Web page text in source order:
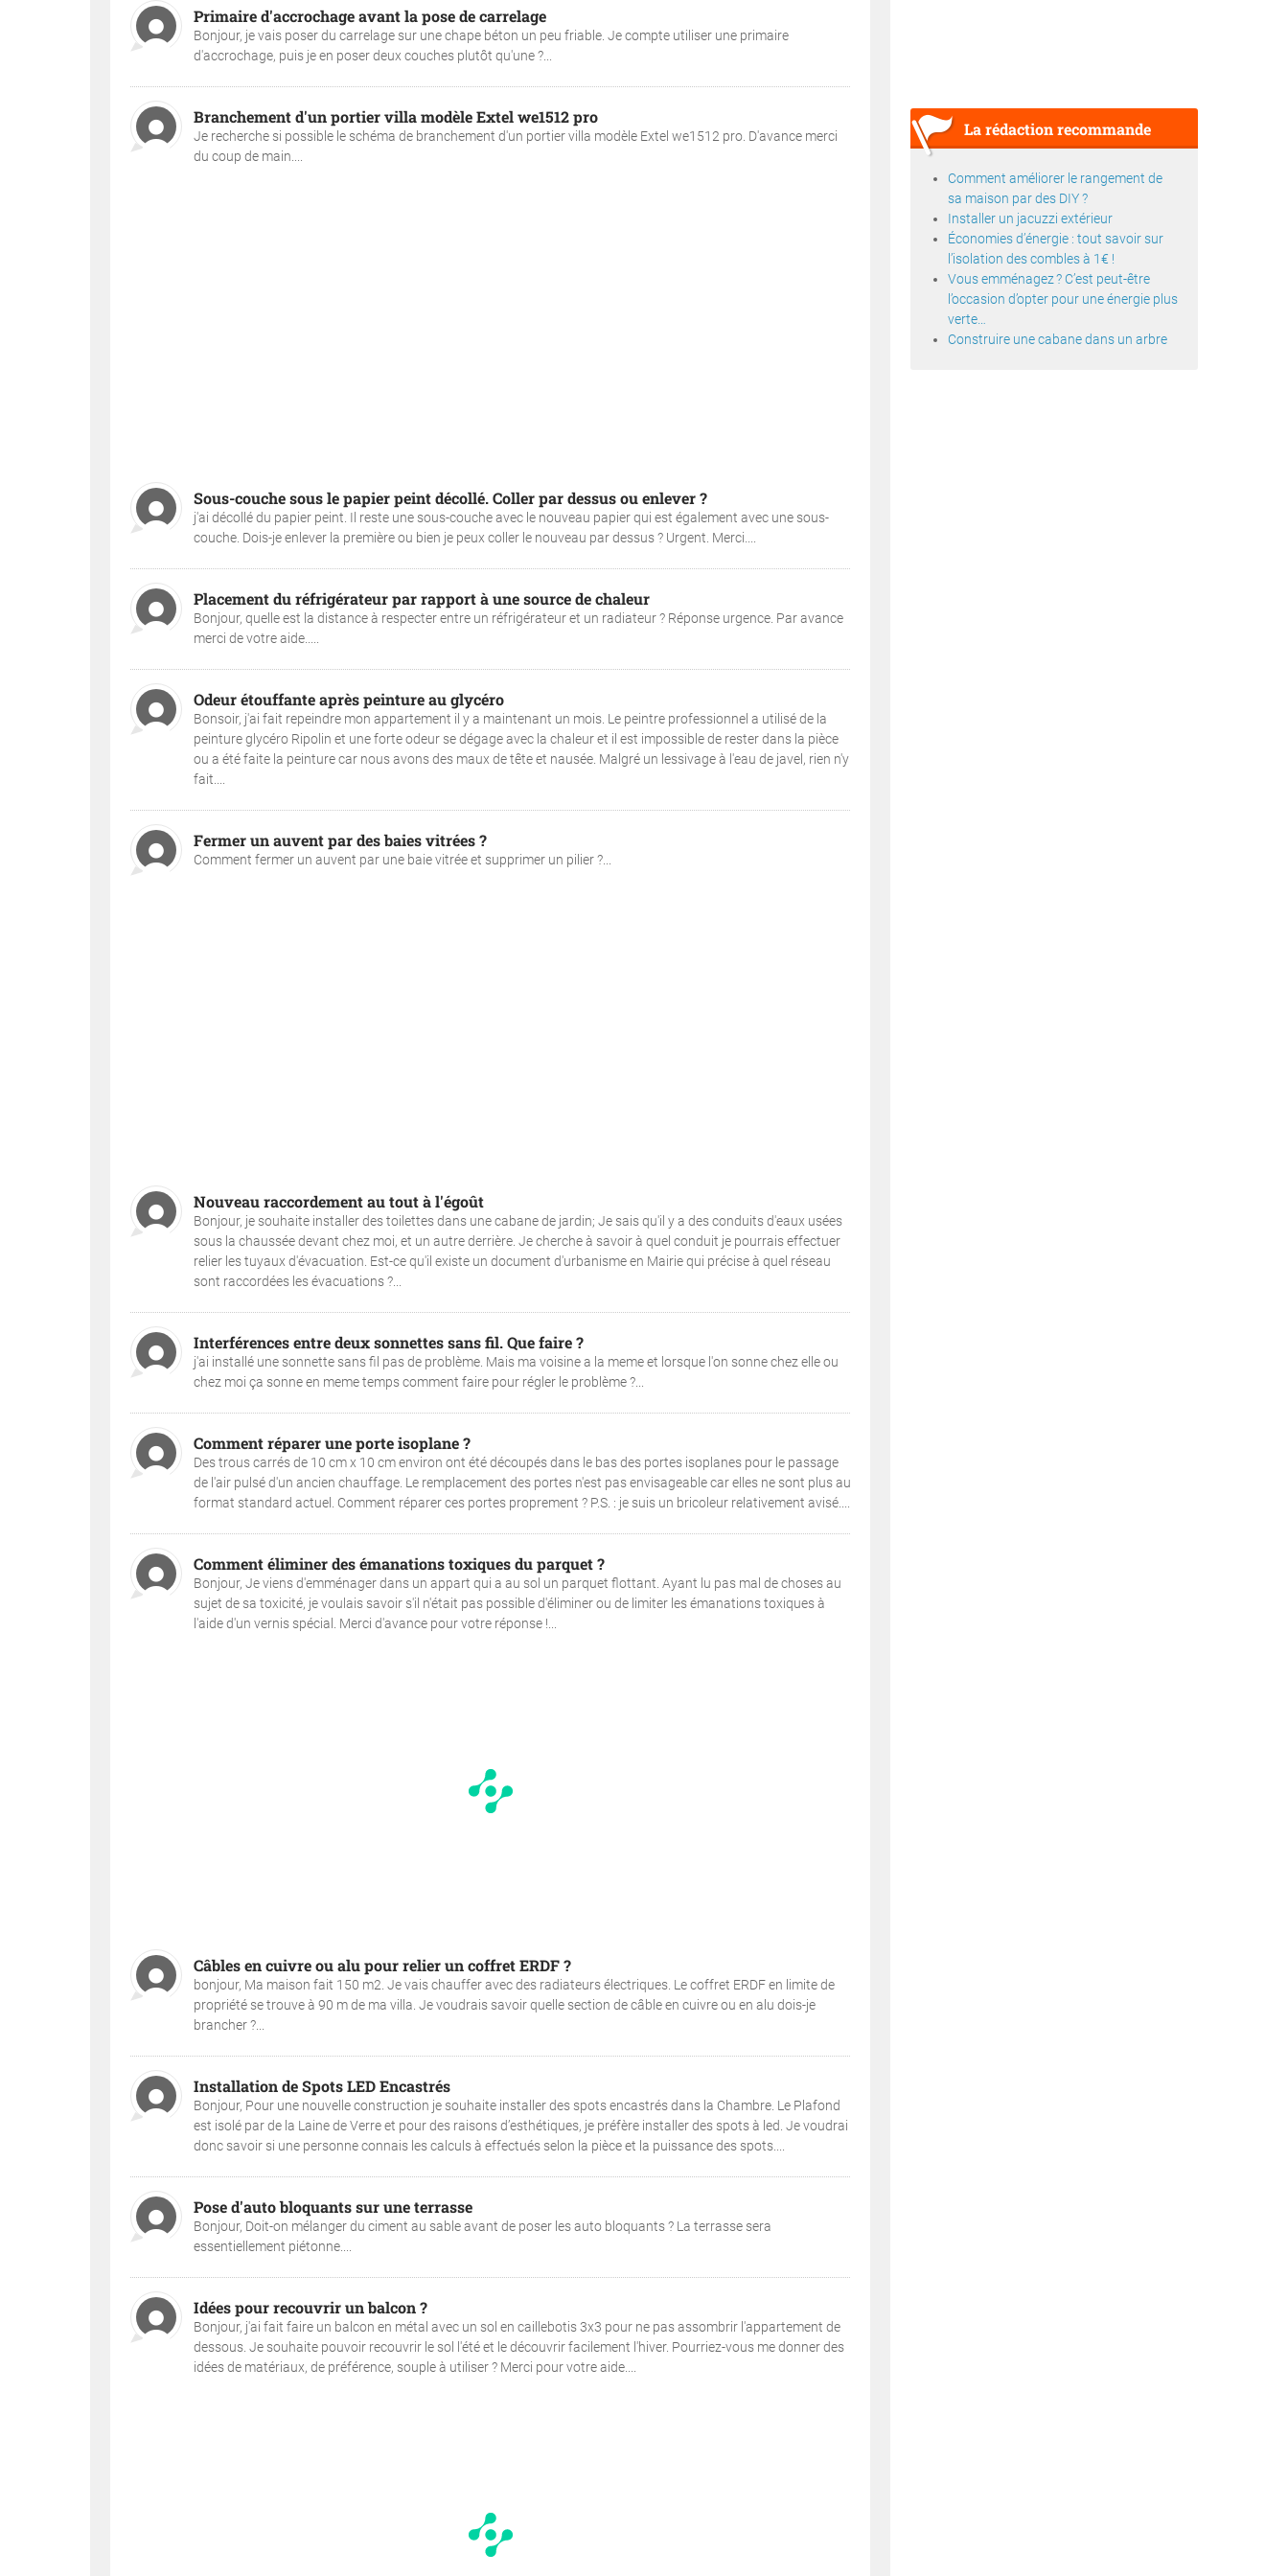
Primaire d'accrochage avant la pose de carrelage
Bonjour, je vais poser du carrelage sur une chape béton un peu friable. Je compte utiliser une primaire
d'accrochage, puis je en poser deux couches plutôt qu'une ?...
Branchement d'un portier villa modèle Extel we1512 pro
Je recherche si possible le schéma de branchement d'un portier villa modèle Extel we1512 pro. D'avance merci
du coup de main....
Sous-couche sous le papier peint décollé. Coller par dessus ou enlever ?
j'ai décollé du papier peint. Il reste une sous-couche avec le nouveau papier qui est également avec une sous-
couche. Dois-je enlever la première ou bien je peux coller le nouveau par dessus ? Urgent. Merci....
Placement du réfrigérateur par rapport à une source de chaleur
Bonjour, quelle est la distance à respecter entre un réfrigérateur et un radiateur ? Réponse urgence. Par avance
merci de votre aide.....
Odeur étouffante après peinture au glycéro
Bonsoir, j'ai fait repeindre mon appartement il y a maintenant un mois. Le peintre professionnel a utilisé de la
peinture glycéro Ripolin et une forte odeur se dégage avec la chaleur et il est impossible de rester dans la pièce
ou a été faite la peinture car nous avons des maux de tête et nausée. Malgré un lessivage à l'eau de javel, rien n'y
fait....
Fermer un auvent par des baies vitrées ?
Comment fermer un auvent par une baie vitrée et supprimer un pilier ?...
Nouveau raccordement au tout à l'égoût
Bonjour, je souhaite installer des toilettes dans une cabane de jardin; Je sais qu'il y a des conduits d'eaux usées
sous la chaussée devant chez moi, et un autre derrière. Je cherche à savoir à quel conduit je pourrais effectuer
relier les tuyaux d'évacuation. Est-ce qu'il existe un document d'urbanisme en Mairie qui précise à quel réseau
sont raccordées les évacuations ?...
Interférences entre deux sonnettes sans fil. Que faire ?
j'ai installé une sonnette sans fil pas de problème. Mais ma voisine a la meme et lorsque l'on sonne chez elle ou
chez moi ça sonne en meme temps comment faire pour régler le problème ?...
Comment réparer une porte isoplane ?
Des trous carrés de 10 cm x 10 cm environ ont été découpés dans le bas des portes isoplanes pour le passage
de l'air pulsé d'un ancien chauffage. Le remplacement des portes n'est pas envisageable car elles ne sont plus au
format standard actuel. Comment réparer ces portes proprement ? P.S. : je suis un bricoleur relativement avisé....
Comment éliminer des émanations toxiques du parquet ?
Bonjour, Je viens d'emménager dans un appart qui a au sol un parquet flottant. Ayant lu pas mal de choses au
sujet de sa toxicité, je voulais savoir s'il n'était pas possible d'éliminer ou de limiter les émanations toxiques à
l'aide d'un vernis spécial. Merci d'avance pour votre réponse !...
Câbles en cuivre ou alu pour relier un coffret ERDF ?
bonjour, Ma maison fait 150 m2. Je vais chauffer avec des radiateurs électriques. Le coffret ERDF en limite de
propriété se trouve à 90 m de ma villa. Je voudrais savoir quelle section de câble en cuivre ou en alu dois-je
brancher ?...
Installation de Spots LED Encastrés
Bonjour, Pour une nouvelle construction je souhaite installer des spots encastrés dans la Chambre. Le Plafond
est isolé par de la Laine de Verre et pour des raisons d’esthétiques, je préfère installer des spots à led. Je voudrai
donc savoir si une personne connais les calculs à effectués selon la pièce et la puissance des spots....
Pose d'auto bloquants sur une terrasse
Bonjour, Doit-on mélanger du ciment au sable avant de poser les auto bloquants ? La terrasse sera
essentiellement piétonne....
Idées pour recouvrir un balcon ?
Bonjour, j'ai fait faire un balcon en métal avec un sol en caillebotis 3x3 pour ne pas assombrir l'appartement de
dessous. Je souhaite pouvoir recouvrir le sol l'été et le découvrir facilement l'hiver. Pourriez-vous me donner des
idées de matériaux, de préférence, souple à utiliser ? Merci pour votre aide....
La rédaction recommande
Comment améliorer le rangement de
sa maison par des DIY ?
Installer un jacuzzi extérieur
Économies d’énergie : tout savoir sur
l’isolation des combles à 1€ !
Vous emménagez ? C’est peut-être
l’occasion d’opter pour une énergie plus
verte…
Construire une cabane dans un arbre